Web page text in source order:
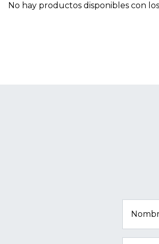
No hay productos disponibles con